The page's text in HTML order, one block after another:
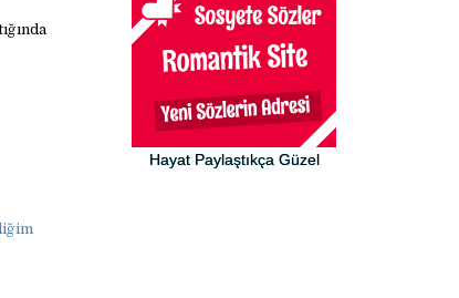
Hayat Paylaştıkça Güzel